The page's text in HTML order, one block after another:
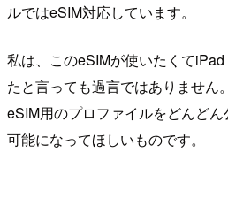
ルではeSIM対応しています。
私は、このeSIMが使いたくて
たと言っても過言ではありません
eSIM用のプロファイルをどんど
可能になってほしいものです。